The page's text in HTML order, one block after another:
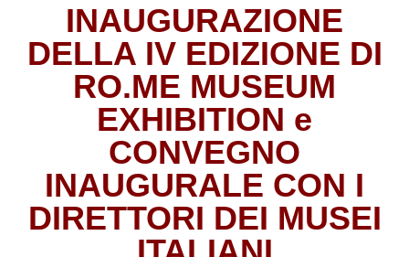
INAUGURAZIONE
DELLA IV EDIZIONE DI
RO.ME MUSEUM
EXHIBITION e
CONVEGNO
INAUGURALE CON I
DIRETTORI DEI MUSEI